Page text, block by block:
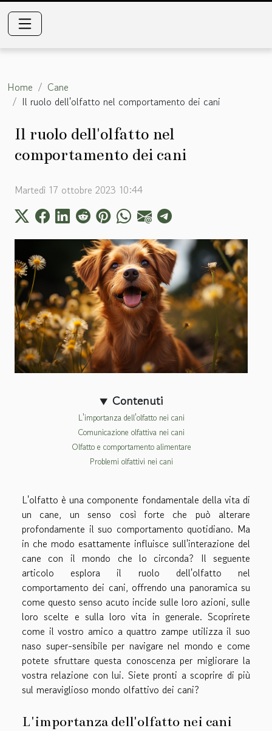
Home
Cane
Il ruolo dell'olfatto nel comportamento dei cani
Il ruolo dell'olfatto nel
comportamento dei cani
Martedì 17 ottobre 2023 10:44
Contenuti
L'importanza dell'olfatto nei cani
Comunicazione olfattiva nei cani
Olfatto e comportamento alimentare
Problemi olfattivi nei cani
L'olfatto è una componente fondamentale della vita di
un cane, un senso così forte che può alterare
profondamente il suo comportamento quotidiano. Ma
in che modo esattamente influisce sull'interazione del
cane con il mondo che lo circonda? Il seguente
articolo esplora il ruolo dell'olfatto nel
comportamento dei cani, offrendo una panoramica su
come questo senso acuto incide sulle loro azioni, sulle
loro scelte e sulla loro vita in generale. Scoprirete
come il vostro amico a quattro zampe utilizza il suo
naso super-sensibile per navigare nel mondo e come
potete sfruttare questa conoscenza per migliorare la
vostra relazione con lui. Siete pronti a scoprire di più
sul meraviglioso mondo olfattivo dei cani?
L'importanza dell'olfatto nei cani